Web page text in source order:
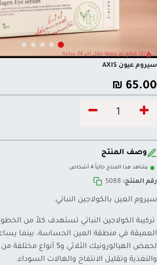
(6) قطع تم بيعها خلال آخر 24 ساعة
سيروم عيون AXIS
65.00
₪
وصف المنتج
يشاهد هذا المنتج حالياً 4 أشخاص
رقم المنتج: 5088
سيروم العين بالكولاجين النباتي.
تركيبة الكولاجين النباتي تستهدف كلاً من
العميقة في منطقة العين الحساسة، بينما يساعد
لحمض الهيالورونيك الثلاثي
والتغذية وتقليل الانتفاخ والهالات السوداء.